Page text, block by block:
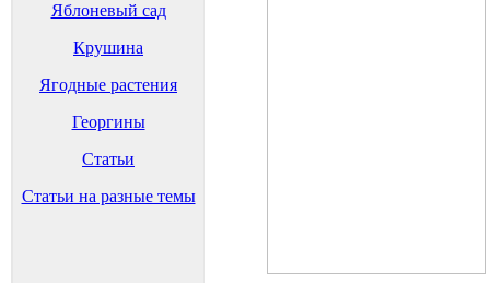
Яблоневый сад
Крушина
Ягодные растения
Георгины
Статьи
Статьи на разные темы